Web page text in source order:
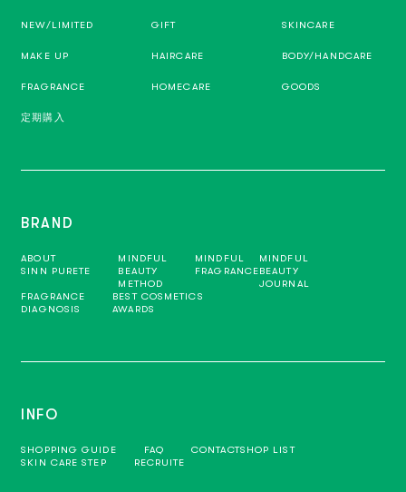
NEW/LIMITED GIFT SKINCARE
MAKE UP HAIRCARE BODY/HANDCARE
FRAGRANCE HOMECARE GOODS
定期購入
BRAND
ABOUT
SINN PURETE
MINDFUL
BEAUTY
METHOD
MINDFUL
FRAGRANCE
MINDFUL
BEAUTY
JOURNAL
FRAGRANCE
DIAGNOSIS
BEST COSMETICS
AWARDS
INFO
SHOPPING GUIDE FAQ CONTACTSHOP LIST
SKIN CARE STEP
RECRUITE